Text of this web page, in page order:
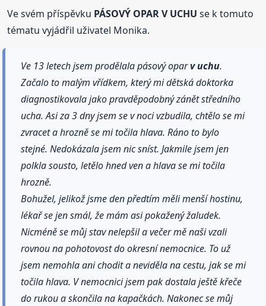
Ve svém příspěvku PÁSOVÝ OPAR V UCHU se k tomuto
tématu vyjádřil uživatel Monika.
Ve 13 letech jsem prodělala pásový oparv uchu.
Začalo to malým vřídkem, který mi dětská doktorka
diagnostikovala jako pravděpodobný zánět středního
ucha. Asi za 3 dny jsem se v noci vzbudila, chtělo se mi
zvracet a hrozně se mi točila hlava. Ráno to bylo
stejné. Nedokázala jsem nic sníst. Jakmile jsem jen
polkla sousto, letělo hned ven a hlava se mi točila
hrozně.
Bohužel, jelikož jsme den předtím měli menší hostinu,
lékař se jen smál, že mám asi pokažený žaludek.
Nicméně se můj stav nelepšil a večer mě naši vzali
rovnou na pohotovost do okresní nemocnice. To už
jsem nemohla ani chodit a neviděla na cestu, jak se mi
točila hlava. V nemocnici jsem pak dostala ještě křeče
do rukou a skončila na kapačkách. Nakonec se můj